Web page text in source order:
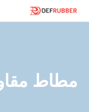
تخطى
مطاط